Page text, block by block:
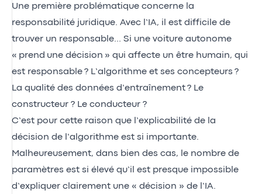
Une première problématique concerne la
responsabilité juridique. Avec l’IA, il est difficile de
trouver un responsable… Si une voiture autonome
« prend une décision » qui affecte un être humain, qui
est responsable ? L’algorithme et ses concepteurs ?
La qualité des données d’entraînement ? Le
constructeur ? Le conducteur ?
C’est pour cette raison que l’explicabilité de la
décision de l’algorithme est si importante.
Malheureusement, dans bien des cas, le nombre de
paramètres est si élevé qu’il est presque impossible
d’expliquer clairement une « décision » de l’IA.